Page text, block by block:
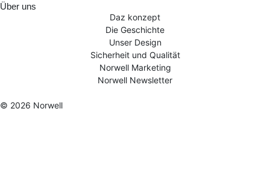
Über uns
Daz konzept
Die Geschichte
Unser Design
Sicherheit und Qualität
Norwell Marketing
Norwell Newsletter
© 2026 Norwell